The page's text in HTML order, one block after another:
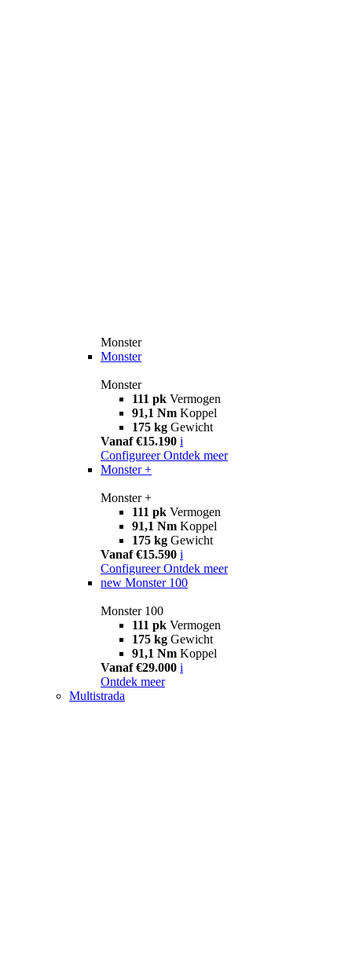
Monster
Monster
Monster
111 pk Vermogen
91,1 Nm Koppel
175 kg Gewicht
Vanaf €15.190 i
Configureer Ontdek meer
Monster +
Monster +
111 pk Vermogen
91,1 Nm Koppel
175 kg Gewicht
Vanaf €15.590 i
Configureer Ontdek meer
new Monster 100
Monster 100
111 pk Vermogen
175 kg Gewicht
91,1 Nm Koppel
Vanaf €29.000 i
Ontdek meer
Multistrada